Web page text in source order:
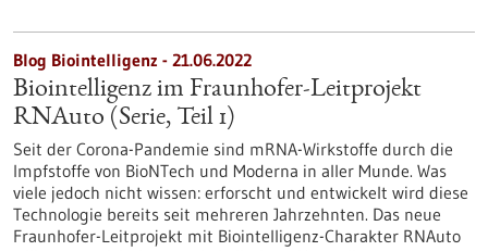
Blog Biointelligenz - 21.06.2022
Biointelligenz im Fraunhofer-Leitprojekt
RNAuto (Serie, Teil 1)
Seit der Corona-Pandemie sind mRNA-Wirkstoffe durch die
Impfstoffe von BioNTech und Moderna in aller Munde. Was
viele jedoch nicht wissen: erforscht und entwickelt wird diese
Technologie bereits seit mehreren Jahrzehnten. Das neue
Fraunhofer-Leitprojekt mit Biointelligenz-Charakter RNAuto